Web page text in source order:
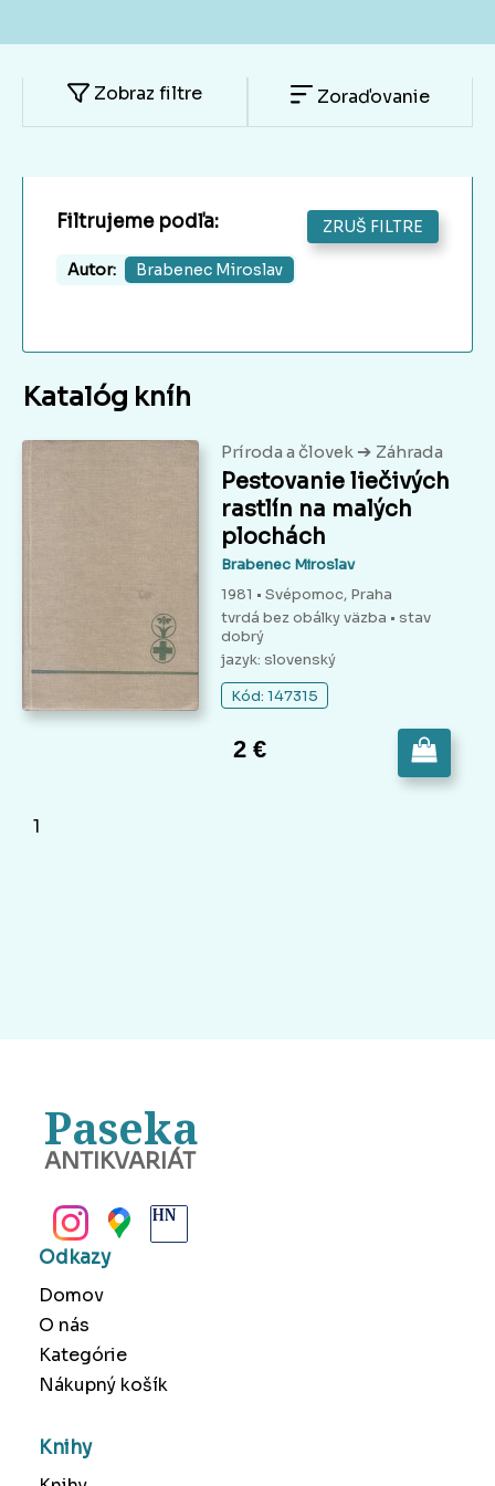
Zobraz filtre Zoraďovanie
Filtrujeme podľa: ZRUŠ FILTRE
Autor: Brabenec Miroslav
Katalóg kníh
Príroda a človek ➔ Záhrada
Pestovanie liečivých
rastlín na malých
plochách
Brabenec Miroslav
1981 • Svépomoc, Praha
tvrdá bez obálky väzba • stav
dobrý
jazyk: slovenský
Kód: 147315
2 €
1
Paseka
ANTIKVARIÁT
Odkazy
Domov
O nás
Kategórie
Nákupný košík
Knihy